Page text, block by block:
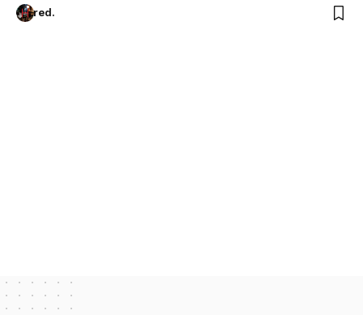
red.